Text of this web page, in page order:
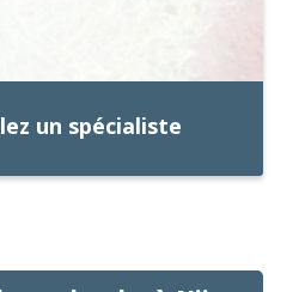
un spécialiste